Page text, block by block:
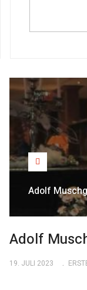
Adolf
Adolf
19. JULI 2023